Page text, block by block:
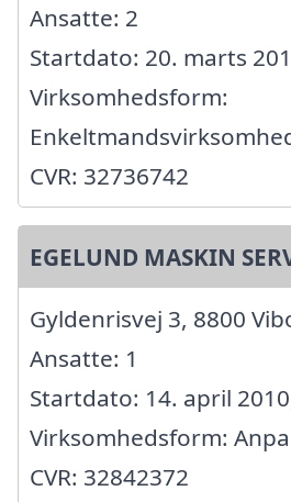
Ansatte: 2
Startdato: 20. marts
Virksomhedsform:
CVR: 32736742
EGELUND MASKIN
Gyldenrisvej 3, 8800
Ansatte: 1
Startdato: 14. april
Virksomhedsform:
CVR: 32842372